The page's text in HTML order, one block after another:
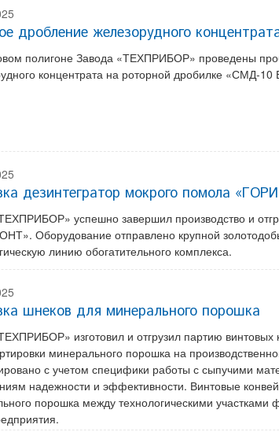
дробление железорудного
полигоне Завода «ТЕХПРИБОР» проведены
концентрата на роторной дробилке «СМД-
дезинтегратор мокрого помола
успешно завершил производство и
Оборудование отправлено крупной
линию обогатительного комплекса.
шнеков для минерального порошка
изготовил и отгрузил партию винтовых
минерального порошка на
с учетом специфики работы с сыпучими
надежности и эффективности. Винтовые
порошка между технологическими участками